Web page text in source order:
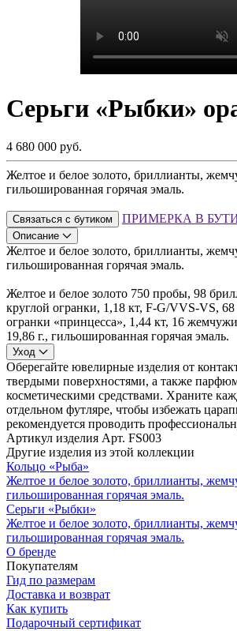
Серьги «Рыбки»
4 680 000 руб.
Желтое и белое золото, бриллианты,
гильошированная горячая эмаль.
Связаться с бутиком ПРИМЕРКА В
Описание
Желтое и белое золото, бриллианты,
гильошированная горячая эмаль.
Желтое и белое золото 750 пробы, 98
круглой огранки, 1,18 кт, F-G/VVS-VS,
огранки «принцесса», 1,44 кт, 16
19,86 г., гильошированная горячая эмаль.
Уход
Оберегайте ювелирные изделия от
твердыми поверхностями, а также
косметическими средствами. Храните
отдельном футляре, чтобы избежать
рекомендуется проводить
Артикул изделия Арт. FS003
Другие изделия из этой коллекции
Кольцо «Рыба»
Желтое и белое золото, бриллианты,
гильошированная горячая эмаль.
Серьги «Рыбки»
Желтое и белое золото, бриллианты,
гильошированная горячая эмаль.
О бренде
Покупателям
Гид по размерам
Доставка и возврат
Как купить
Подарочный сертификат